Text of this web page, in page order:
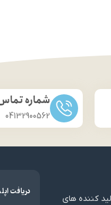
شماره
04132900562
کننده های
دریافت